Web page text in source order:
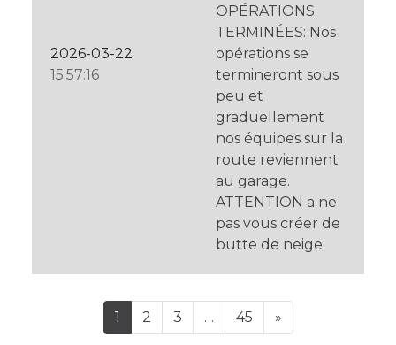
2026-03-22
15:57:16
OPÉRATIONS
TERMINÉES: Nos
opérations se
termineront sous
peu et
graduellement
nos équipes sur la
route reviennent
au garage.
ATTENTION a ne
pas vous créer de
butte de neige.
NAVIGATION DANS LES
1 2 3 … 45 »